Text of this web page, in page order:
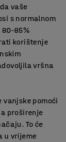
vaše
s normalnom
80-85%
korištenje
vršna
vanjske pomoći
proširenje
To će
u vrijeme